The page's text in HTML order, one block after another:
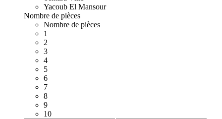
Yacoub El Mansour
Nombre de pièces
Nombre de pièces
1
2
3
4
5
6
7
8
9
10